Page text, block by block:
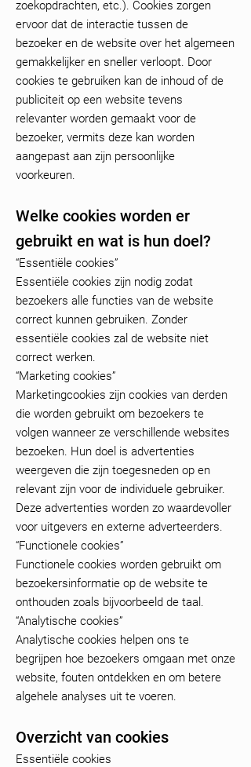
zoekopdrachten, etc.). Cookies zorgen
ervoor dat de interactie tussen de
bezoeker en de website over het algemeen
gemakkelijker en sneller verloopt. Door
cookies te gebruiken kan de inhoud of de
publiciteit op een website tevens
relevanter worden gemaakt voor de
bezoeker, vermits deze kan worden
aangepast aan zijn persoonlijke
voorkeuren.
Welke cookies worden er
gebruikt en wat is hun doel?
“Essentiële cookies”
Essentiële cookies zijn nodig zodat
bezoekers alle functies van de website
correct kunnen gebruiken. Zonder
essentiële cookies zal de website niet
correct werken.
“Marketing cookies”
Marketingcookies zijn cookies van derden
die worden gebruikt om bezoekers te
volgen wanneer ze verschillende websites
bezoeken. Hun doel is advertenties
weergeven die zijn toegesneden op en
relevant zijn voor de individuele gebruiker.
Deze advertenties worden zo waardevoller
voor uitgevers en externe adverteerders.
“Functionele cookies”
Functionele cookies worden gebruikt om
bezoekersinformatie op de website te
onthouden zoals bijvoorbeeld de taal.
“Analytische cookies”
Analytische cookies helpen ons te
begrijpen hoe bezoekers omgaan met onze
website, fouten ontdekken en om betere
algehele analyses uit te voeren.
Overzicht van cookies
Essentiële cookies